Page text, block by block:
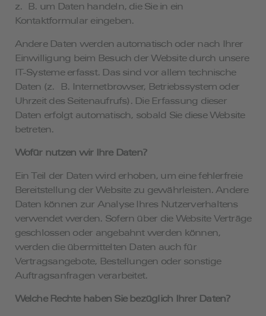
z. B. um Daten handeln, die Sie in ein
Kontaktformular eingeben.
Andere Daten werden automatisch oder nach Ihrer
Einwilligung beim Besuch der Website durch unsere
IT-Systeme erfasst. Das sind vor allem technische
Daten (z. B. Internetbrowser, Betriebssystem oder
Uhrzeit des Seitenaufrufs). Die Erfassung dieser
Daten erfolgt automatisch, sobald Sie diese Website
betreten.
Wofür nutzen wir Ihre Daten?
Ein Teil der Daten wird erhoben, um eine fehlerfreie
Bereitstellung der Website zu gewährleisten. Andere
Daten können zur Analyse Ihres Nutzerverhaltens
verwendet werden. Sofern über die Website Verträge
geschlossen oder angebahnt werden können,
werden die übermittelten Daten auch für
Vertragsangebote, Bestellungen oder sonstige
Auftragsanfragen verarbeitet.
Welche Rechte haben Sie bezüglich Ihrer Daten?